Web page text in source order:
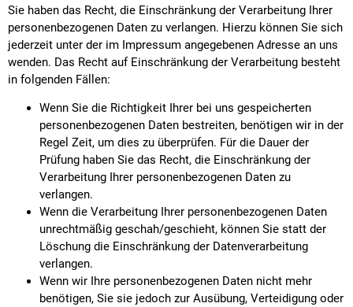
Sie haben das Recht, die Einschränkung der Verarbeitung Ihrer
personenbezogenen Daten zu verlangen. Hierzu können Sie sich
jederzeit unter der im Impressum angegebenen Adresse an uns
wenden. Das Recht auf Einschränkung der Verarbeitung besteht
in folgenden Fällen:
Wenn Sie die Richtigkeit Ihrer bei uns gespeicherten
personenbezogenen Daten bestreiten, benötigen wir in der
Regel Zeit, um dies zu überprüfen. Für die Dauer der
Prüfung haben Sie das Recht, die Einschränkung der
Verarbeitung Ihrer personenbezogenen Daten zu
verlangen.
Wenn die Verarbeitung Ihrer personenbezogenen Daten
unrechtmäßig geschah/geschieht, können Sie statt der
Löschung die Einschränkung der Datenverarbeitung
verlangen.
Wenn wir Ihre personenbezogenen Daten nicht mehr
benötigen, Sie sie jedoch zur Ausübung, Verteidigung oder